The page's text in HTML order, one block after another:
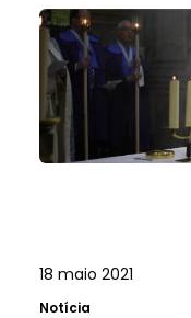
18 maio 2021
Notícia